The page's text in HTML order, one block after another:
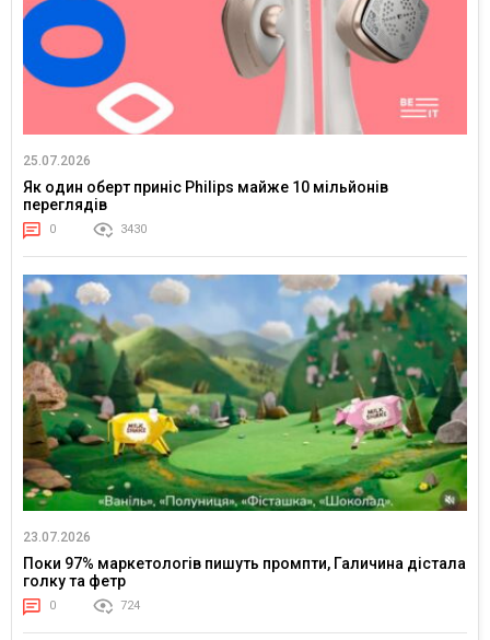
25.07.2026
Як один оберт приніс Philips майже 10 мільйонів
переглядів
0 3430
23.07.2026
Поки 97% маркетологів пишуть промпти, Галичина дістала
голку та фетр
0 724